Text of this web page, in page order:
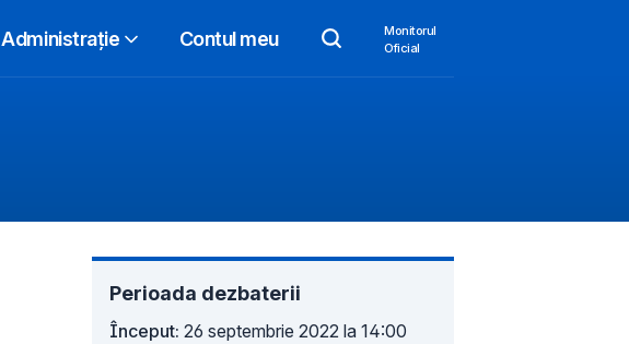
Administrație Contul meu
Monitorul
Oficial
Perioada dezbaterii
Început: 26 septembrie 2022 la 14:00